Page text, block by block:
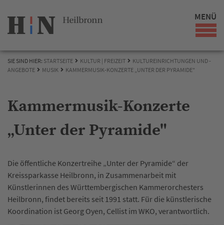
MENÜ
SIE SIND HIER: STARTSEITE KULTUR | FREIZEIT
KULTUREINRICHTUNGEN UND -
ANGEBOTE
MUSIK KAMMERMUSIK-KONZERTE „UNTER DER PYRAMIDE"
Kammermusik-Konzerte
„Unter der Pyramide"
Die öffentliche Konzertreihe „Unter der Pyramide“ der
Kreissparkasse Heilbronn, in Zusammenarbeit mit
Künstlerinnen des Württembergischen Kammerorchesters
Heilbronn, findet bereits seit 1991 statt. Für die künstlerische
Koordination ist Georg Oyen, Cellist im WKO, verantwortlich.